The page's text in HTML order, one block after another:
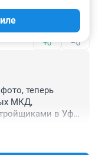
+0 –0
теперь
МКД,
в Уфе,